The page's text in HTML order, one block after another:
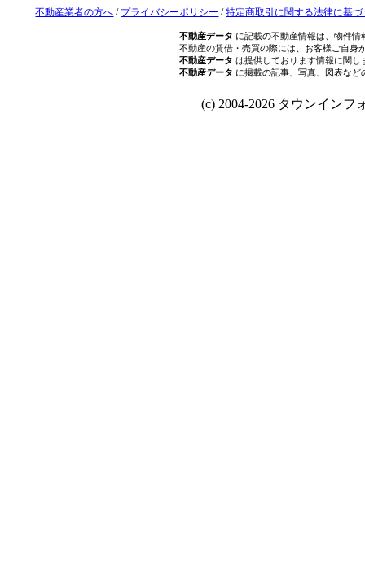
不動産業者の方へ / プライバシーポリシー /特定商取引に関する法律に基
不動産データ に記載の不動産情報は、物件
不動産の賃借・売買の際には、お客様ご自身
不動産データ は提供しております情報に関し
不動産データ に掲載の記事、写真、図表な
(c) 2004-2026 タウンインフ